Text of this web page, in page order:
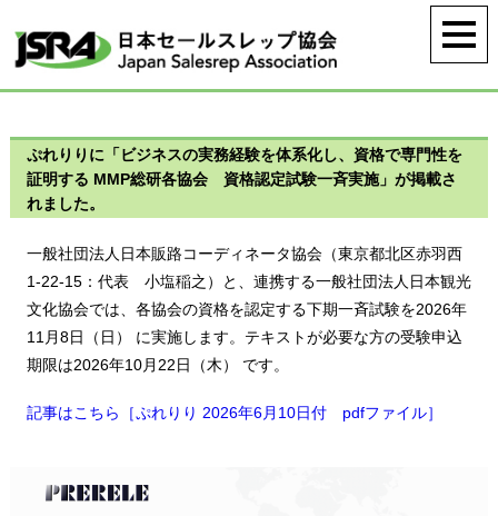
ぷれりりに「ビジネスの実務経験を体系化し、資格で専門性を
証明する MMP総研各協会 資格認定試験一斉実施」が掲載さ
れました。
一般社団法人日本販路コーディネータ協会（東京都北区赤羽西
1-22-15：代表 小塩稲之）と、連携する一般社団法人日本観光
文化協会では、各協会の資格を認定する下期一斉試験を2026年
11月8日（日） に実施します。テキストが必要な方の受験申込
期限は2026年10月22日（木） です。
記事はこちら［ぷれりり 2026年6月10日付 pdfファイル］